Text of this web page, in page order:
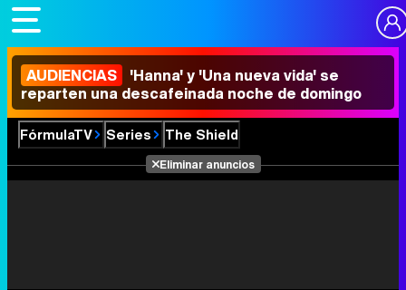
AUDIENCIAS 'Hanna' y 'Una nueva vida' se
reparten una descafeinada noche de domingo
FórmulaTV Series The Shield
Eliminar anuncios